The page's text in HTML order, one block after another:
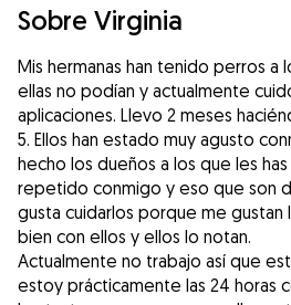
Sobre Virginia
Mis hermanas han tenido perros a
ellas no podían y actualmente
aplicaciones. Llevo 2 meses
5. Ellos han estado muy agusto
hecho los dueños a los que les
repetido conmigo y eso que son
gusta cuidarlos porque me gustan
bien con ellos y ellos lo notan.
Actualmente no trabajo así que
estoy prácticamente las 24 horas